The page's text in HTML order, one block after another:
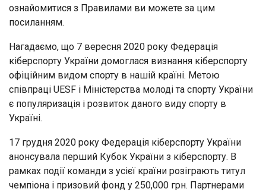
ознайомитися з Правилами ви можете за цим
посиланням.
Нагадаємо, що 7 вересня 2020 року Федерація
кіберспорту України домоглася визнання кіберспорту
офіційним видом спорту в нашій країні. Метою
співпраці UESF і Міністерства молоді та спорту України
є популяризація і розвиток даного виду спорту в
Україні.
17 грудня 2020 року Федерація кіберспорту України
анонсувала перший Кубок України з кіберспорту. В
рамках події команди з усієї країни розіграють титул
чемпіона і призовий фонд у 250,000 грн. Партнерами